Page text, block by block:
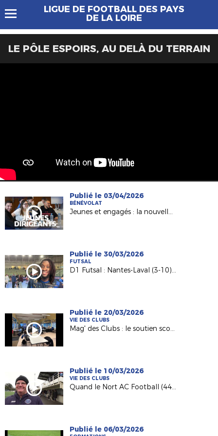
LIGUE DE FOOTBALL DES PAYS
DE LA LOIRE
LE PÔLE ESPOIRS, AU DELÀ DU TERRAIN
Publié le 03/04/2026
BÉNÉVOLAT
Jeunes et engagés : la nouvelle génération de dirigeants
Publié le 30/03/2026
FUTSAL
D1 Futsal : Nantes-Laval (3-10), les réactions d’après match
Publié le 20/03/2026
VIE DES CLUBS
Mag' des Clubs : le soutien scolaire au sein de l'AS Saint-Hilaire Vihiers Saint-Paul
Publié le 10/03/2026
VIE DES CLUBS
Quand le Nort AC Football (44) recçoit des matches du Pôle Espoirs
Publié le 06/03/2026